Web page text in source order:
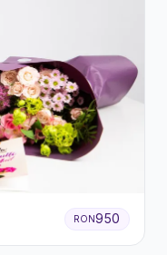
RON950